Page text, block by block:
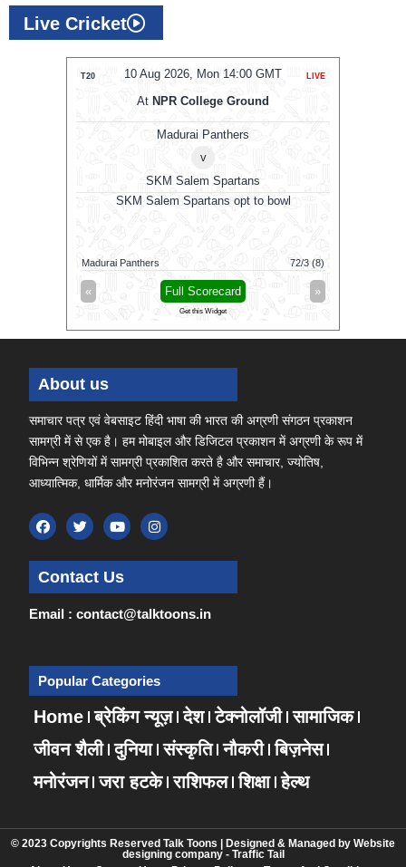
Live Cricket
10 Aug 2026, Mon 14:00 GMT
T20 LIVE
At NPR College Ground
Madurai Panthers
v
SKM Salem Spartans
SKM Salem Spartans opt to bowl
Madurai Panthers 72/3 (8)
« »
Full Scorecard
Get this Widget
About us
समाचार पत्र एवं वेबसाइट हिंदी भाषा की भारत की अग्रणी संगठन प्रकाशन
सामग्री में से एक है। हम मोबाइल और डिजिटल प्रकाशन में अग्रणी के रूप में
विभिन्न श्रेणियों में सामग्री प्रकाशित करते है और समाचार, ज्योतिष,
आध्यात्मिक, धार्मिक और मनोरंजन सामग्री में अग्रणी हैं।
Contact Us
Email : contact@talktoons.in
Popular Categories
Home ब्रेकिंग न्यूज़ देश टेक्नोलॉजी सामाजिक
जीवन शैली दुनिया संस्कृति नौकरी बिज़नेस
मनोरंजन जरा हटके राशिफल शिक्षा हेल्थ
© 2023 Copyrights Reserved Talk Toons | Designed & Managed by Website
designing company- Traffic Tail